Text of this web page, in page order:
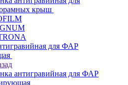
крыш
для ФАР
антигравийная для ФАР